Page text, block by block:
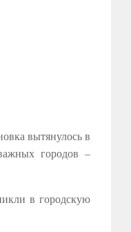
вытянулось в
городов –
в городскую